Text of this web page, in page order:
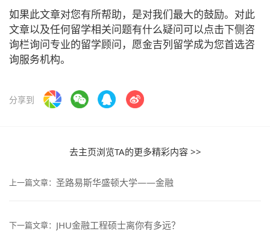
如果此文章对您有所帮助，是对我们最大的鼓励。对此
文章以及任何留学相关问题有什么疑问可以点击下侧咨
询栏询问专业的留学顾问，愿金吉列留学成为您首选咨
询服务机构。
分享到
去主页浏览TA的更多精彩内容 >>
上一篇文章： 圣路易斯华盛顿大学——金融
下一篇文章： JHU金融工程硕士离你有多远？